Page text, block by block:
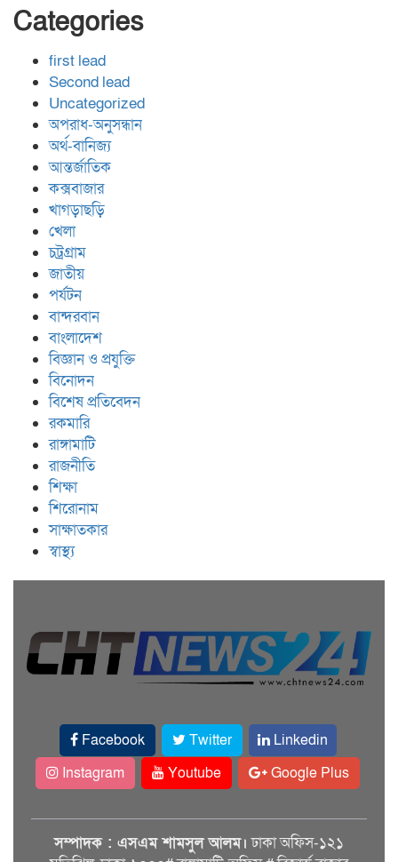
Categories
first lead
Second lead
Uncategorized
অপরাধ-অনুসন্ধান
অর্থ-বানিজ্য
আন্তর্জাতিক
কক্সবাজার
খাগড়াছড়ি
খেলা
চট্রগ্রাম
জাতীয়
পর্যটন
বান্দরবান
বাংলাদেশ
বিজ্ঞান ও প্রযুক্তি
বিনোদন
বিশেষ প্রতিবেদন
রকমারি
রাঙ্গামাটি
রাজনীতি
শিক্ষা
শিরোনাম
সাক্ষাতকার
স্বাস্থ্য
Facebook Twitter
Linkedin
Instagram
Youtube Google Plus
সম্পাদক : এসএম শামসুল আলম। ঢাকা অফিস-১২১